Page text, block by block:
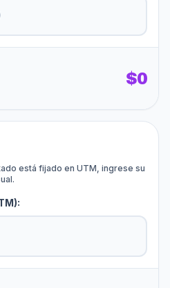
$0
está fijado en UTM, ingrese su